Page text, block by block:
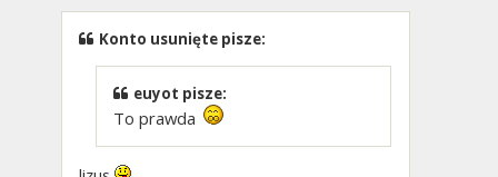
Konto usunięte pisze:
euyot pisze:
To prawda